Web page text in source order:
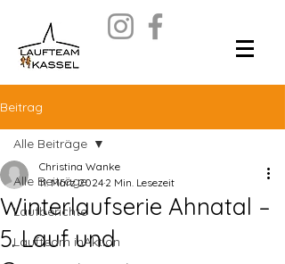
Beitrag
Alle Beiträge
Laufberichte
Laufteam inAktion
Alle Beiträge
Winterlaufserie Ahnatal –
5. Lauf und
Christina Wanke
11. März 2024 2 Min. Lesezeit